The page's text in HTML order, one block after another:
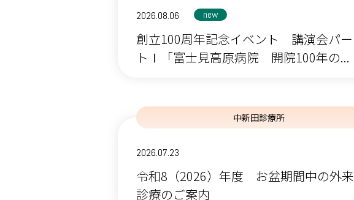
2026.08.06 new
創立100周年記念イベント 講演会パー
トⅠ「富士見高原病院 開院100年の...
中新田診療所
2026.07.23
令和8（2026）年度 お盆期間中の外来
診療のご案内